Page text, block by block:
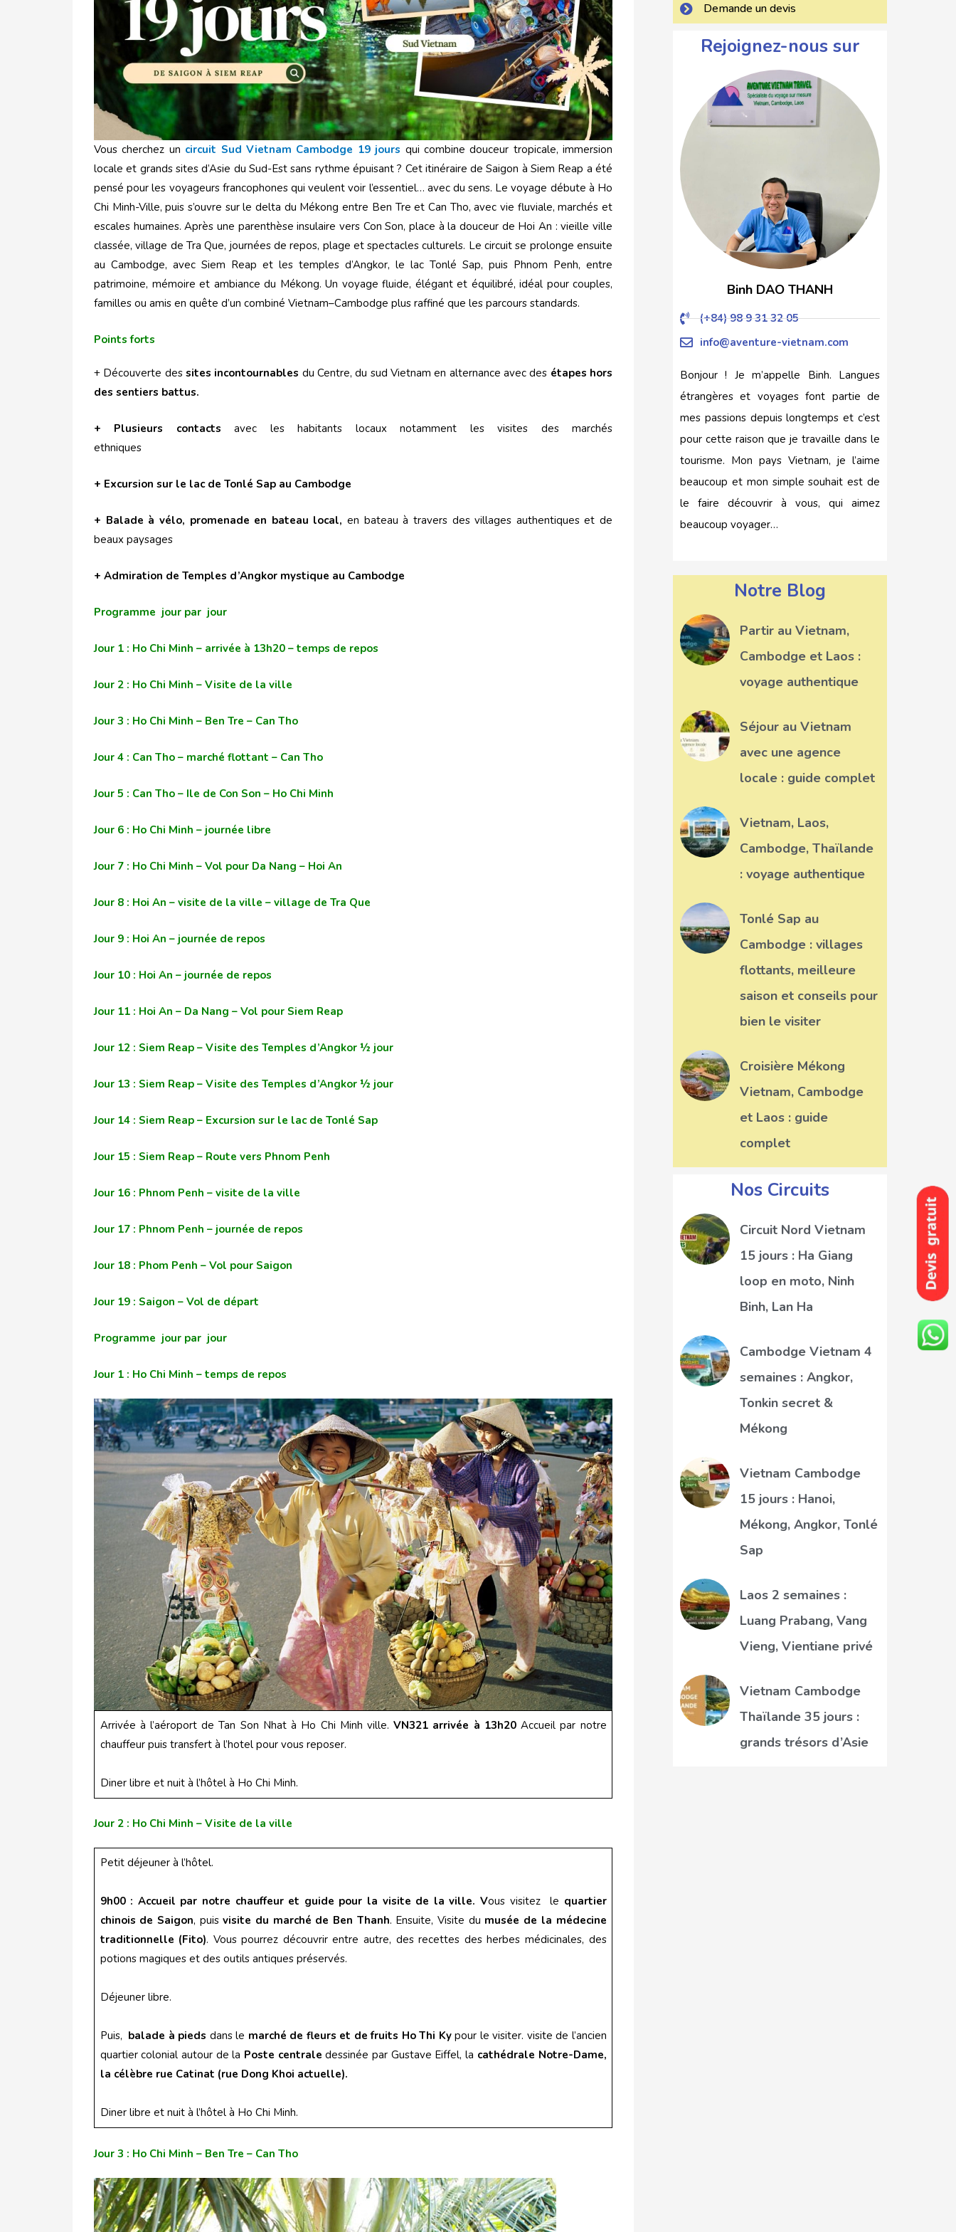
Vous cherchez un circuit Sud Vietnam Cambodge 19 jours qui combine douceur tropicale, immersion
locale et grands sites d’Asie du Sud-Est sans rythme épuisant ? Cet itinéraire de Saigon à Siem Reap a été
pensé pour les voyageurs francophones qui veulent voir l’essentiel… avec du sens. Le voyage débute à Ho
Chi Minh-Ville, puis s’ouvre sur le delta du Mékong entre Ben Tre et Can Tho, avec vie fluviale, marchés et
escales humaines. Après une parenthèse insulaire vers Con Son, place à la douceur de Hoi An : vieille ville
classée, village de Tra Que, journées de repos, plage et spectacles culturels. Le circuit se prolonge ensuite
au Cambodge, avec Siem Reap et les temples d’Angkor, le lac Tonlé Sap, puis Phnom Penh, entre
patrimoine, mémoire et ambiance du Mékong. Un voyage fluide, élégant et équilibré, idéal pour couples,
familles ou amis en quête d’un combiné Vietnam–Cambodge plus raffiné que les parcours standards.
Points forts
+ Découverte dessites incontournables du Centre, du sud Vietnam en alternance avec des étapes hors
des sentiers battus.
+ Plusieurs contacts avec les habitants locaux notamment les visites des marchés
ethniques
+ Excursion sur le lac de Tonlé Sap au Cambodge
+ Balade à vélo, promenade en bateau local,en bateau à travers des villages authentiques et de
beaux paysages
+ Admiration de Temples d’Angkor mystique au Cambodge
Programme jour par jour
Jour 1 : Ho Chi Minh – arrivée à 13h20 – temps de repos
Jour 2 : Ho Chi Minh – Visite de la ville
Jour 3 : Ho Chi Minh – Ben Tre – Can Tho
Jour 4 : Can Tho – marché flottant – Can Tho
Jour 5 : Can Tho – Ile de Con Son – Ho Chi Minh
Jour 6 : Ho Chi Minh – journée libre
Jour 7 : Ho Chi Minh – Vol pour Da Nang – Hoi An
Jour 8 : Hoi An – visite de la ville – village de Tra Que
Jour 9 : Hoi An – journée de repos
Jour 10 : Hoi An – journée de repos
Jour 11 : Hoi An – Da Nang – Vol pour Siem Reap
Jour 12 : Siem Reap – Visite des Temples d’Angkor ½ jour
Jour 13 : Siem Reap – Visite des Temples d’Angkor ½ jour
Jour 14 : Siem Reap – Excursion sur le lac de Tonlé Sap
Jour 15 : Siem Reap – Route vers Phnom Penh
Jour 16 : Phnom Penh – visite de la ville
Jour 17 : Phnom Penh – journée de repos
Jour 18 : Phom Penh – Vol pour Saigon
Jour 19 : Saigon – Vol de départ
Programme jour par jour
Jour 1 : Ho Chi Minh – temps de repos
Arrivée à l’aéroport de Tan Son Nhat à Ho Chi Minh ville.VN321 arrivée à 13h20Accueil par notre
chauffeur puis transfert à l’hotel pour vous reposer.
Diner libre et nuit à l’hôtel à Ho Chi Minh.
Jour 2 : Ho Chi Minh – Visite de la ville
Petit déjeuner à l’hôtel.
9h00 : Accueil par notre chauffeur et guide pour la visite de la ville.Vous visitez le quartier
chinois de Saigon, puisvisite du marché de Ben Thanh. Ensuite, Visite du musée de la médecine
traditionnelle (Fito). Vous pourrez découvrir entre autre, des recettes des herbes médicinales, des
potions magiques et des outils antiques préservés.
Déjeuner libre.
Puis, balade à pieds dans le marché de fleurs et de fruits Ho Thi Kypour le visiter. visite de l’ancien
quartier colonial autour de la Poste centrale dessinée par Gustave Eiffel, la cathédrale Notre-Dame,
la célèbre rue Catinat (rue Dong Khoi actuelle).
Diner libre et nuit à l’hôtel à Ho Chi Minh.
Jour 3 : Ho Chi Minh – Ben Tre – Can Tho
Demande un devis
Rejoignez-nous sur
Binh DAO THANH
(+84) 98 9 31 32 05
info@aventure-vietnam.com
Bonjour ! Je m’appelle Binh. Langues
étrangères et voyages font partie de
mes passions depuis longtemps et c’est
pour cette raison que je travaille dans le
tourisme. Mon pays Vietnam, je l’aime
beaucoup et mon simple souhait est de
le faire découvrir à vous, qui aimez
beaucoup voyager…
Notre Blog
Partir au Vietnam,
Cambodge et Laos :
voyage authentique
Séjour au Vietnam
avec une agence
locale : guide complet
Vietnam, Laos,
Cambodge, Thaïlande
: voyage authentique
Tonlé Sap au
Cambodge : villages
flottants, meilleure
saison et conseils pour
bien le visiter
Croisière Mékong
Vietnam, Cambodge
et Laos : guide
complet
Nos Circuits
Circuit Nord Vietnam
15 jours : Ha Giang
loop en moto, Ninh
Binh, Lan Ha
Cambodge Vietnam 4
semaines : Angkor,
Tonkin secret &
Mékong
Vietnam Cambodge
15 jours : Hanoi,
Mékong, Angkor, Tonlé
Sap
Laos 2 semaines :
Luang Prabang, Vang
Vieng, Vientiane privé
Vietnam Cambodge
Thaïlande 35 jours :
grands trésors d’Asie